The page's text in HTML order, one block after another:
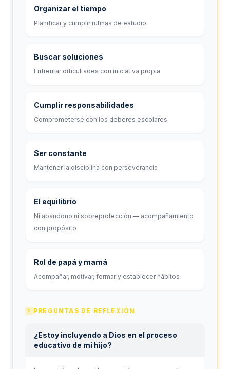
Organizar el tiempo
Planificar y cumplir rutinas de estudio
Buscar soluciones
Enfrentar dificultades con iniciativa propia
Cumplir responsabilidades
Comprometerse con los deberes escolares
Ser constante
Mantener la disciplina con perseverancia
El equilibrio
Ni abandono ni sobreprotección — acompañamiento
con propósito
Rol de papá y mamá
Acompañar, motivar, formar y establecer hábitos
? PREGUNTAS DE REFLEXIÓN
¿Estoy incluyendo a Dios en el proceso
educativo de mi hijo?